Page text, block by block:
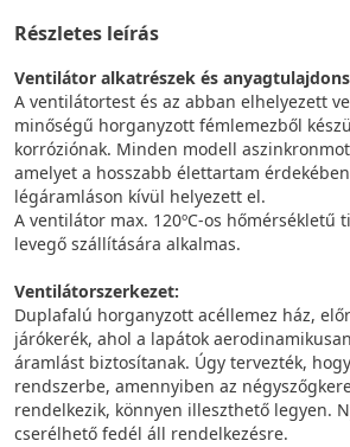
Részletes leírás
Ventilátor alkatrészek és
A ventilátortest és az abban elhelyezett
minőségű horganyzott fémlemezből
korróziónak. Minden modell
amelyet a hosszabb élettartam
légáramláson kívül helyezett el.
A ventilátor max. 120ºC-os hőmérsékletű
levegő szállítására alkalmas.
Ventilátorszerkezet:
Duplafalú horganyzott acéllemez ház,
járókerék, ahol a lapátok
áramlást biztosítanak. Úgy tervezték,
rendszerbe, amennyiben az
rendelkezik, könnyen illeszthető legyen.
cserélhető fedél áll rendelkezésre.